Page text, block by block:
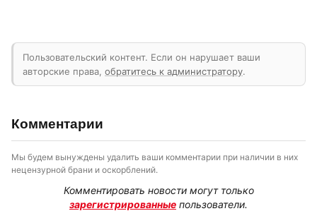
Пользовательский контент. Если он нарушает ваши
авторские права, обратитесь к администратору.
Комментарии
Мы будем вынуждены удалить ваши комментарии при наличии в них
нецензурной брани и оскорблений.
Комментировать новости могут только
зарегистрированные пользователи.